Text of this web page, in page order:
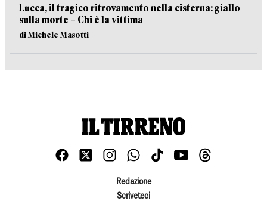
Lucca, il tragico ritrovamento nella cisterna: giallo
sulla morte – Chi è la vittima
di Michele Masotti
Redazione
Scriveteci